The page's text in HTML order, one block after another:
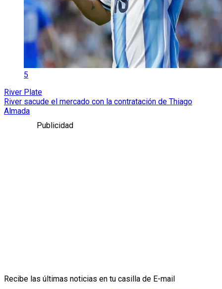
5
River Plate
River sacude el mercado con la contratación de Thiago
Almada
Publicidad
Recibe las últimas noticias en tu casilla de E-mail